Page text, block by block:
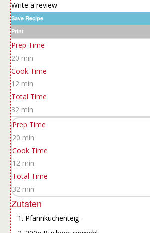
Write a review
Save Recipe
Print
Prep Time
20 min
Cook Time
12 min
Total Time
32 min
Prep Time
20 min
Cook Time
12 min
Total Time
32 min
Zutaten
Pfannkuchenteig -